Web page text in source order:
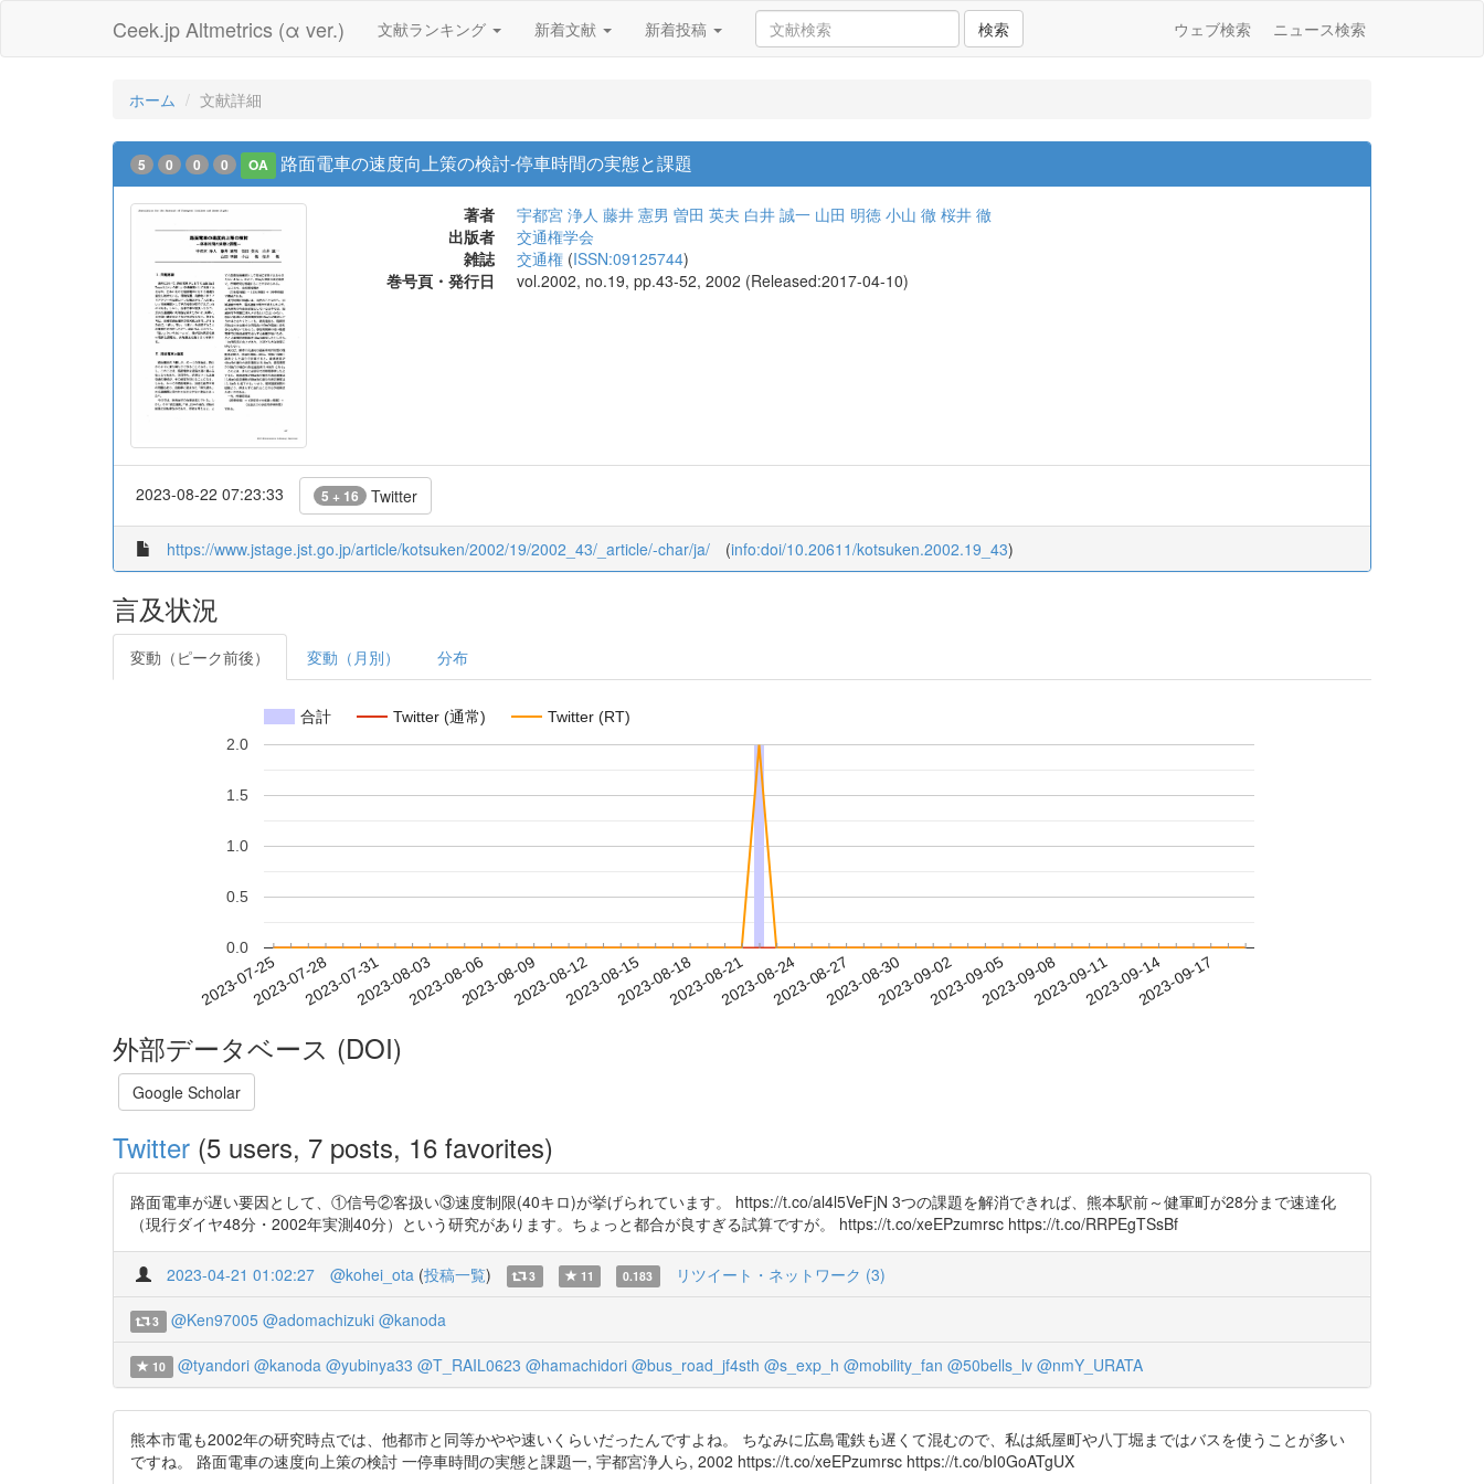
Ceek.jp Altmetrics (α ver.) 文献ランキング 新着文献 新着投稿 検索 ウェブ検索 ニュース検索
ホーム 文献詳細
5 0 0 0 OA 路面電車の速度向上策の検討-停車時間の実態と課題
著者 宇都宮 浄人 藤井 憲男 曽田 英夫 白井 誠一 山田 明徳 小山 徹 桜井 徹
出版者
交通権学会
雑誌
交通権 (ISSN:09125744)
巻号頁・発行日
vol.2002, no.19, pp.43-52, 2002 (Released:2017-04-10)
2023-08-22 07:23:33 5 + 16 Twitter
https://www.jstage.jst.go.jp/article/kotsuken/2002/19/2002_43/_article/-char/ja/ (info:doi/10.20611/kotsuken.2002.19_43)
言及状況
変動（ピーク前後） 変動（月別） 分布
合計 Twitter (通常) Twitter (RT)
2023-07-252023-07-282023-07-312023-08-032023-08-062023-08-092023-08-122023-08-152023-08-182023-08-212023-08-242023-08-272023-08-302023-09-022023-09-052023-09-082023-09-112023-09-142023-09-17
0.0
0.5
1.0
1.5
2.0
外部データベース (DOI)
Google Scholar
Twitter (5 users, 7 posts, 16 favorites)
路面電車が遅い要因として、①信号②客扱い③速度制限(40キロ)が挙げられています。 https://t.co/al4l5VeFjN 3つの課題を解消できれば、熊本駅前～健軍町が28分まで速達化
（現行ダイヤ48分・2002年実測40分）という研究があります。ちょっと都合が良すぎる試算ですが。 https://t.co/xeEPzumrsc https://t.co/RRPEgTSsBf
2023-04-21 01:02:27 @kohei_ota (投稿一覧) 3 11 0.183 リツイート・ネットワーク (3)
3 @Ken97005 @adomachizuki @kanoda
10 @tyandori @kanoda @yubinya33 @T_RAIL0623 @hamachidori @bus_road_jf4sth @s_exp_h @mobility_fan @50bells_lv @nmY_URATA
熊本市電も2002年の研究時点では、他都市と同等かやや速いくらいだったんですよね。 ちなみに広島電鉄も遅くて混むので、私は紙屋町や八丁堀まではバスを使うことが多い
ですね。 路面電車の速度向上策の検討 一停車時間の実態と課題一, 宇都宮浄人ら, 2002 https://t.co/xeEPzumrsc https://t.co/bI0GoATgUX